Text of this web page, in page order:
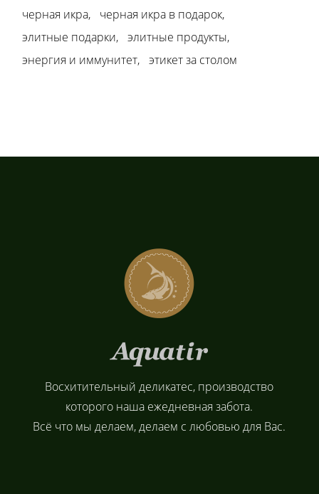
черная икра
черная икра в подарок
элитные подарки
элитные продукты
энергия и иммунитет
этикет за столом
Восхитительный деликатес, производство
которого наша ежедневная забота.
Всё что мы делаем, делаем с любовью для Вас.